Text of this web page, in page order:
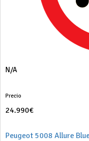
N/A
Precio
24.990€
Peugeot 5008 Allure